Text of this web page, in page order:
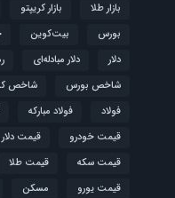
بازار طلا
بازار کریپتو
بورس
بیت‌کوین
دلار
دلار مبادله‌ای
شاخص بورس
شاخص
فولاد
فولاد مبارکه
قیمت خودرو
قیمت دلار
قیمت سکه
قیمت طلا
قیمت یورو
مسکن